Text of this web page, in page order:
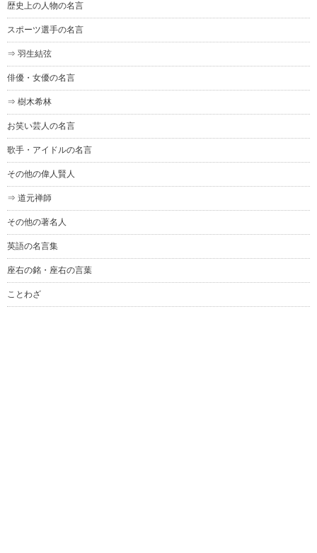
歴史上の人物の名言
スポーツ選手の名言
⇒ 羽生結弦
俳優・女優の名言
⇒ 樹木希林
お笑い芸人の名言
歌手・アイドルの名言
その他の偉人賢人
⇒ 道元禅師
その他の著名人
英語の名言集
座右の銘・座右の言葉
ことわざ